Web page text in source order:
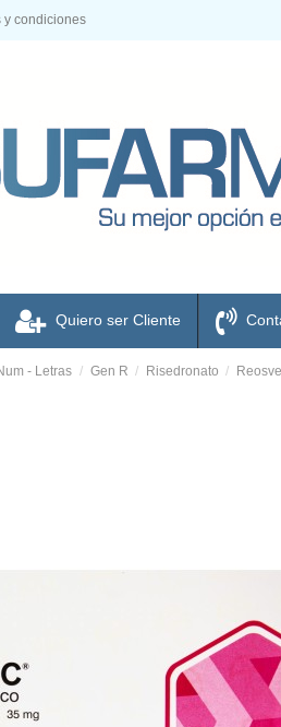
y condiciones
Quiero ser Cliente
- Letras Gen R Risedronato